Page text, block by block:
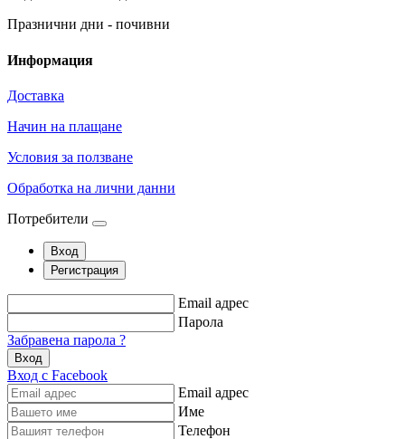
Празнични дни - почивни
Информация
Доставка
Начин на плащане
Условия за ползване
Обработка на лични данни
Потребители
Вход
Регистрация
Email адрес
Парола
Забравена парола ?
Вход
Вход с Facebook
Email адрес
Име
Телефон